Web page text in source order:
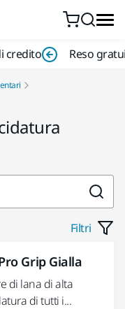
credito Reso
Filtri
Grip Gialla
di lana di alta
di tutti i...